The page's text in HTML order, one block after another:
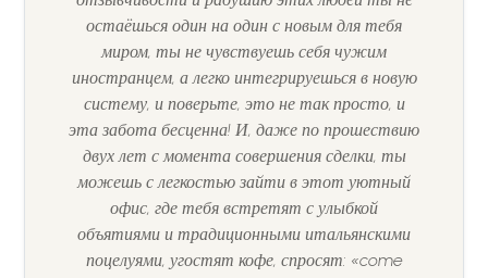
остаёшься один на один с новым для тебя
миром, ты не чувствуешь себя чужим
иностранцем, а легко интегрируешься в новую
систему, и поверьте, это не так просто, и
эта забота бесценна! И, даже по прошествию
двух лет с момента совершения сделки, ты
можешь с легкостью зайти в этот уютный
офис, где тебя встретят с улыбкой
объятиями и традиционными итальянскими
поцелуями, угостят кофе, спросят: «come